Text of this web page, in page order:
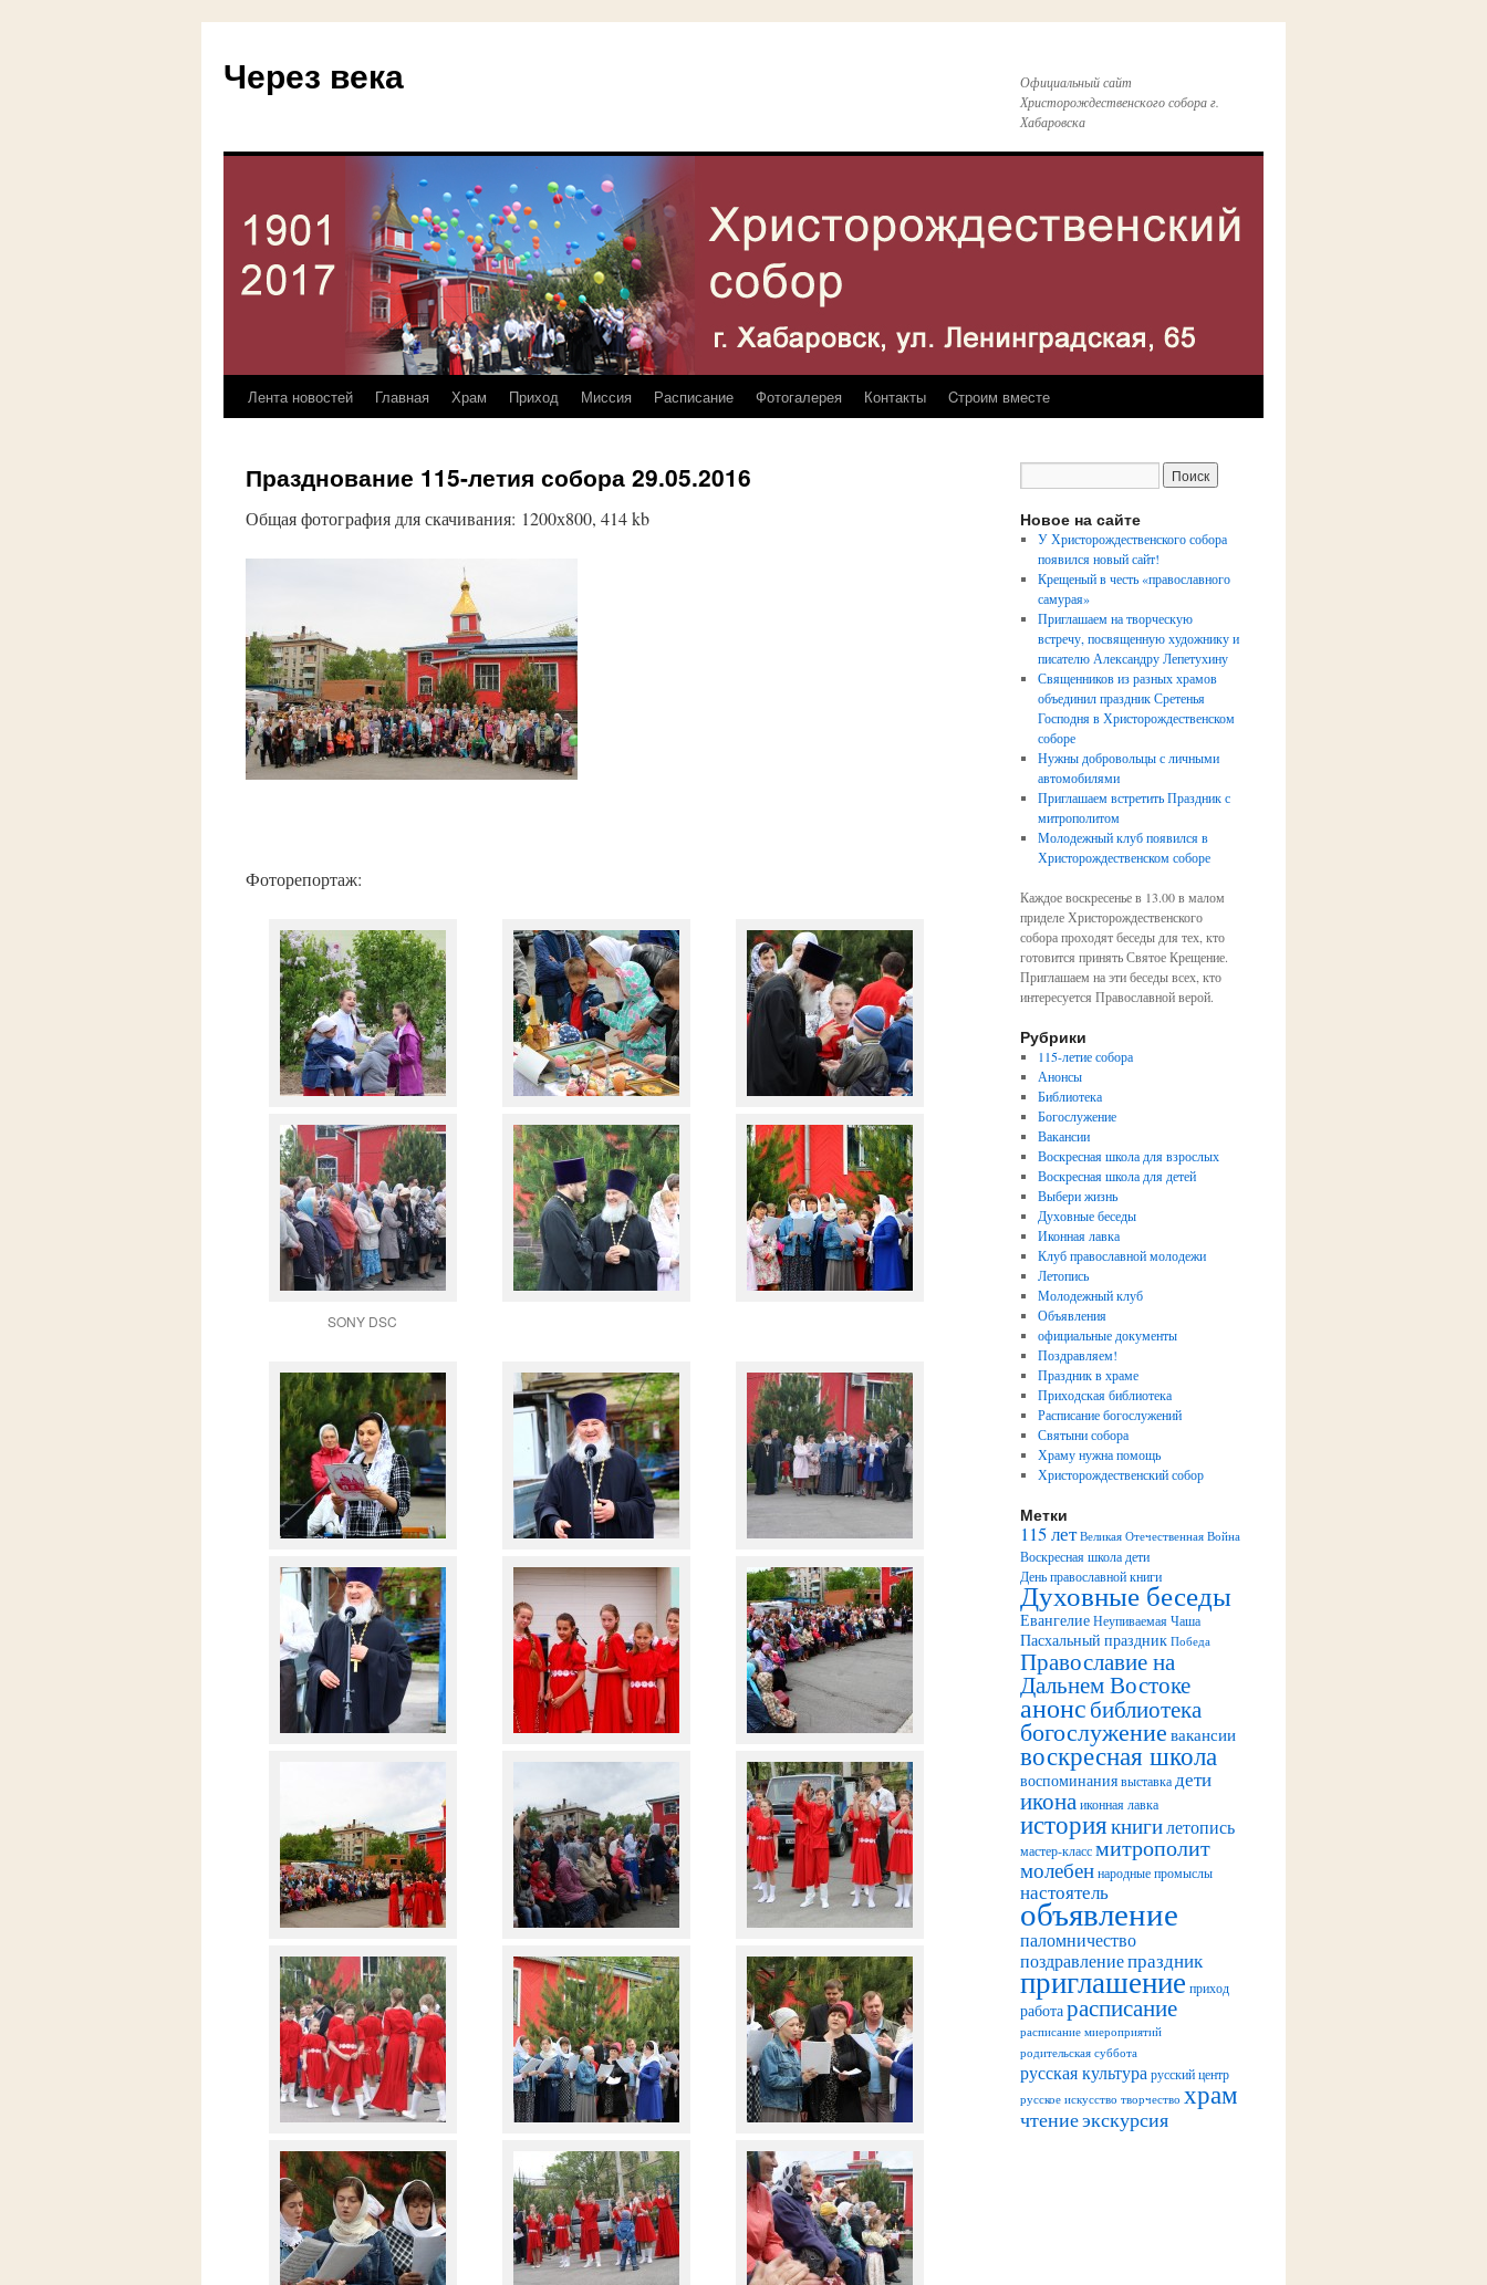
Через века
Официальный сайт
Христорождественского собора г.
Хабаровска
Перейти
содержимому
Лента новостей Главная Храм Приход Миссия Расписание Фотогалерея Контакты Cтроим вместе
Празднование 115-летия собора 29.05.2016
Общая фотография для скачивания: 1200х800, 414 kb
Фоторепортаж:
SONY DSC
Новое на сайте
У Христорождественского собора
появился новый сайт!
Крещеный в честь «православного
самурая»
Приглашаем на творческую
встречу, посвященную художнику и
писателю Александру Лепетухину
Священников из разных храмов
объединил праздник Сретенья
Господня в Христорождественском
соборе
Нужны добровольцы с личными
автомобилями
Приглашаем встретить Праздник с
митрополитом
Молодежный клуб появился в
Христорождественском соборе
Каждое воскресенье в 13.00 в малом
приделе Христорождественского
собора проходят беседы для тех, кто
готовится принять Святое Крещение.
Приглашаем на эти беседы всех, кто
интересуется Православной верой.
Рубрики
115-летие собора
Анонсы
Библиотека
Богослужение
Вакансии
Воскресная школа для взрослых
Воскресная школа для детей
Выбери жизнь
Духовные беседы
Иконная лавка
Клуб православной молодежи
Летопись
Молодежный клуб
Объявления
официальные документы
Поздравляем!
Праздник в храме
Приходская библиотека
Расписание богослужений
Святыни собора
Храму нужна помощь
Христорождественский собор
Метки
115 лет Великая Отечественная Война
Воскресная школа дети
День православной книги
Духовные беседы
ЕвангелиеНеупиваемая Чаша
Пасхальный праздник Победа
Православие на
Дальнем Востоке
анонсбиблиотека
богослужение вакансии
воскресная школа
воспоминаниявыставкадети
иконаиконная лавка
историякнигилетопись
мастер-классмитрополит
молебеннародные промыслы
настоятель
объявление
паломничество
поздравлениепраздник
приглашение приход
работарасписание
расписание миероприятий
родительская суббота
русская культура русский центр
русское искусство творчество храм
чтениеэкскурсия